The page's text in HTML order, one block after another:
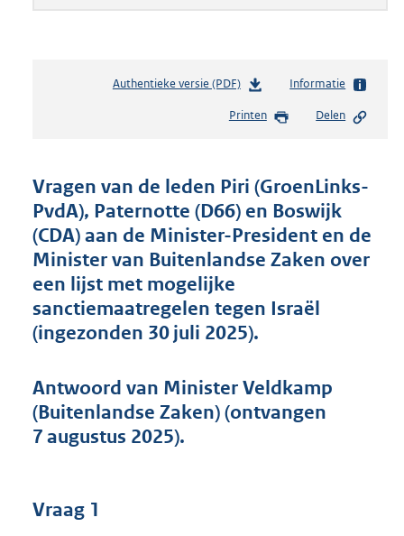
Authentieke versie (PDF)b
s
n
d
s
g
r
t
t
4
4
Informatie
Printen Delen
Vragen van de leden Piri (GroenLinks-
PvdA), Paternotte (D66) en Boswijk
(CDA) aan de Minister-President en de
Minister van Buitenlandse Zaken over
een lijst met mogelijke
sanctiemaatregelen tegen Israël
(ingezonden 30 juli 2025).
Antwoord van Minister Veldkamp
(Buitenlandse Zaken) (ontvangen
7 augustus 2025).
Vraag 1